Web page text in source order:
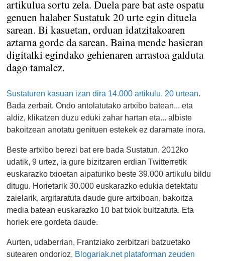
artikulua sortu zela. Duela pare bat aste ospatu
genuen halaber Sustatuk 20 urte egin dituela
sarean. Bi kasuetan, orduan idatzitakoaren
aztarna gorde da sarean. Baina mende hasieran
digitalki egindako gehienaren arrastoa galduta
dago tamalez.
Sustaturen kasuan izan dira 14.000 artikulu. 20 urtean.
Bada zerbait. Ondo antolatutako artxibo batean... eta
aldiz, klikatzen duzu eduki zahar hartan eta... albiste
bakoitzean anotatu genituen estekek ez daramate inora.
Beste artxibo berezi bat ere bada Sustatun. 2012ko
udatik, 9 urtez, ia gure bizitzaren erdian Twitterretik
euskarazko txioetan aipaturiko beste 39.000 artikulu bildu
ditugu. Horietarik 30.000 euskarazko edukia detektatu
zaielarik, argitaratuta daude gure artxiboan, bakoitza
media batean euskarazko 10 bat txiok bultzatuta. Eta
horiek ere gordeta daude.
Aurten, udaberrian, Frantziako zerbitzari batzuetako
sutearen ondorioz, Blogariak.net plataforman zeuden